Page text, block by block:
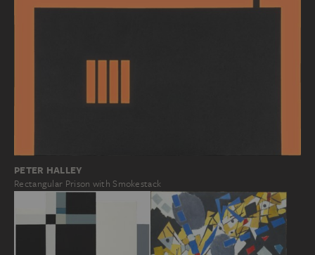
PETER HALLEY
Rectangular Prison with Smokestack